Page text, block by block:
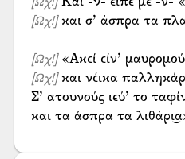
[Ωχ!]
[Ωχ!]και σ’ άσπρα τα
[Ωχ!]
[Ωχ!]και νέικα
Σ’ ατουνούς ιεύ’ το
και τα άσπρα τα